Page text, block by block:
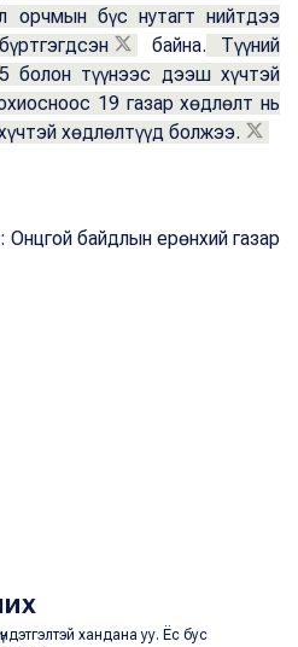
орчмын бүс нутагт нийтдээ
байна. Түүний
болон түүнээс дээш хүчтэй
19 газар хөдлөлт нь
хөдлөлтүүд болжээ.
Онцгой байдлын ерөнхий газар
хандана уу. Ёс бус